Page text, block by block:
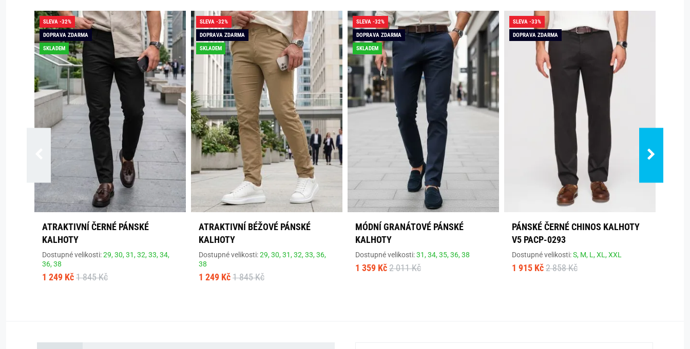
SLEVA -32%
DOPRAVA ZDARMA
SKLADEM
ATRAKTIVNÍ ČERNÉ PÁNSKÉ
KALHOTY
Dostupné velikosti:29,30,31,32,33,34,
36,38
1 249 Kč 1 845 Kč
SLEVA -32%
DOPRAVA ZDARMA
SKLADEM
ATRAKTIVNÍ BÉŽOVÉ PÁNSKÉ
KALHOTY
Dostupné velikosti:29,30,31,32,33,36,
38
1 249 Kč 1 845 Kč
SLEVA -32%
DOPRAVA ZDARMA
SKLADEM
MÓDNÍ GRANÁTOVÉ PÁNSKÉ
KALHOTY
Dostupné velikosti:31,34,35,36,38
1 359 Kč 2 011 Kč
SLEVA -33%
DOPRAVA ZDARMA
PÁNSKÉ ČERNÉ CHINOS KALHOTY
V5 PACP-0293
Dostupné velikosti:S, M, L,XL,XXL
1 915 Kč 2 858 Kč